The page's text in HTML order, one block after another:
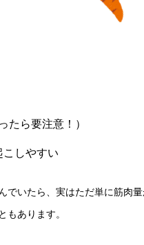
たら要注意！）
こしやすい
いたら、実はただ単に筋肉
もあります。